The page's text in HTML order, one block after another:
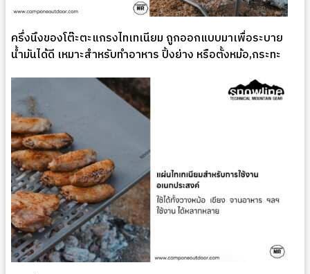
ครึ่งนึงของโต๊ะตะแกรงไทเทเนียม ถูกออกแบบมาเพื่อระบาย
น้ำมันได้ดี เหมาะสำหรับทำอาหาร ปิ้งย่าง หรือตั้งหม้อ,กระทะ